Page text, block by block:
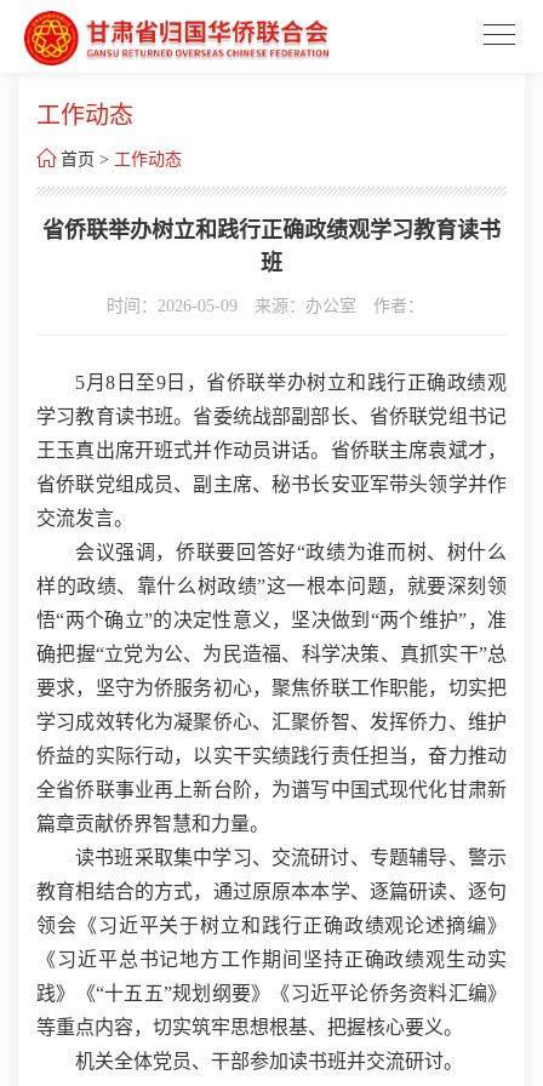
工作动态
 首页 > 工作动态
省侨联举办树立和践行正确政绩观学习教育读书
班
时间：2026-05-09 来源：办公室 作者：
5月8日至9日，省侨联举办树立和践行正确政绩观
学习教育读书班。省委统战部副部长、省侨联党组书记
王玉真出席开班式并作动员讲话。省侨联主席袁斌才，
省侨联党组成员、副主席、秘书长安亚军带头领学并作
交流发言。
会议强调，侨联要回答好“政绩为谁而树、树什么
样的政绩、靠什么树政绩”这一根本问题，就要深刻领
悟“两个确立”的决定性意义，坚决做到“两个维护”，准
确把握“立党为公、为民造福、科学决策、真抓实干”总
要求，坚守为侨服务初心，聚焦侨联工作职能，切实把
学习成效转化为凝聚侨心、汇聚侨智、发挥侨力、维护
侨益的实际行动，以实干实绩践行责任担当，奋力推动
全省侨联事业再上新台阶，为谱写中国式现代化甘肃新
篇章贡献侨界智慧和力量。
读书班采取集中学习、交流研讨、专题辅导、警示
教育相结合的方式，通过原原本本学、逐篇研读、逐句
领会《习近平关于树立和践行正确政绩观论述摘编》
《习近平总书记地方工作期间坚持正确政绩观生动实
践》《“十五五”规划纲要》《习近平论侨务资料汇编》
等重点内容，切实筑牢思想根基、把握核心要义。
机关全体党员、干部参加读书班并交流研讨。